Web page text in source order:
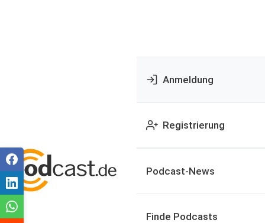
Anmeldung
Registrierung
Podcast-News
Finde Podcasts